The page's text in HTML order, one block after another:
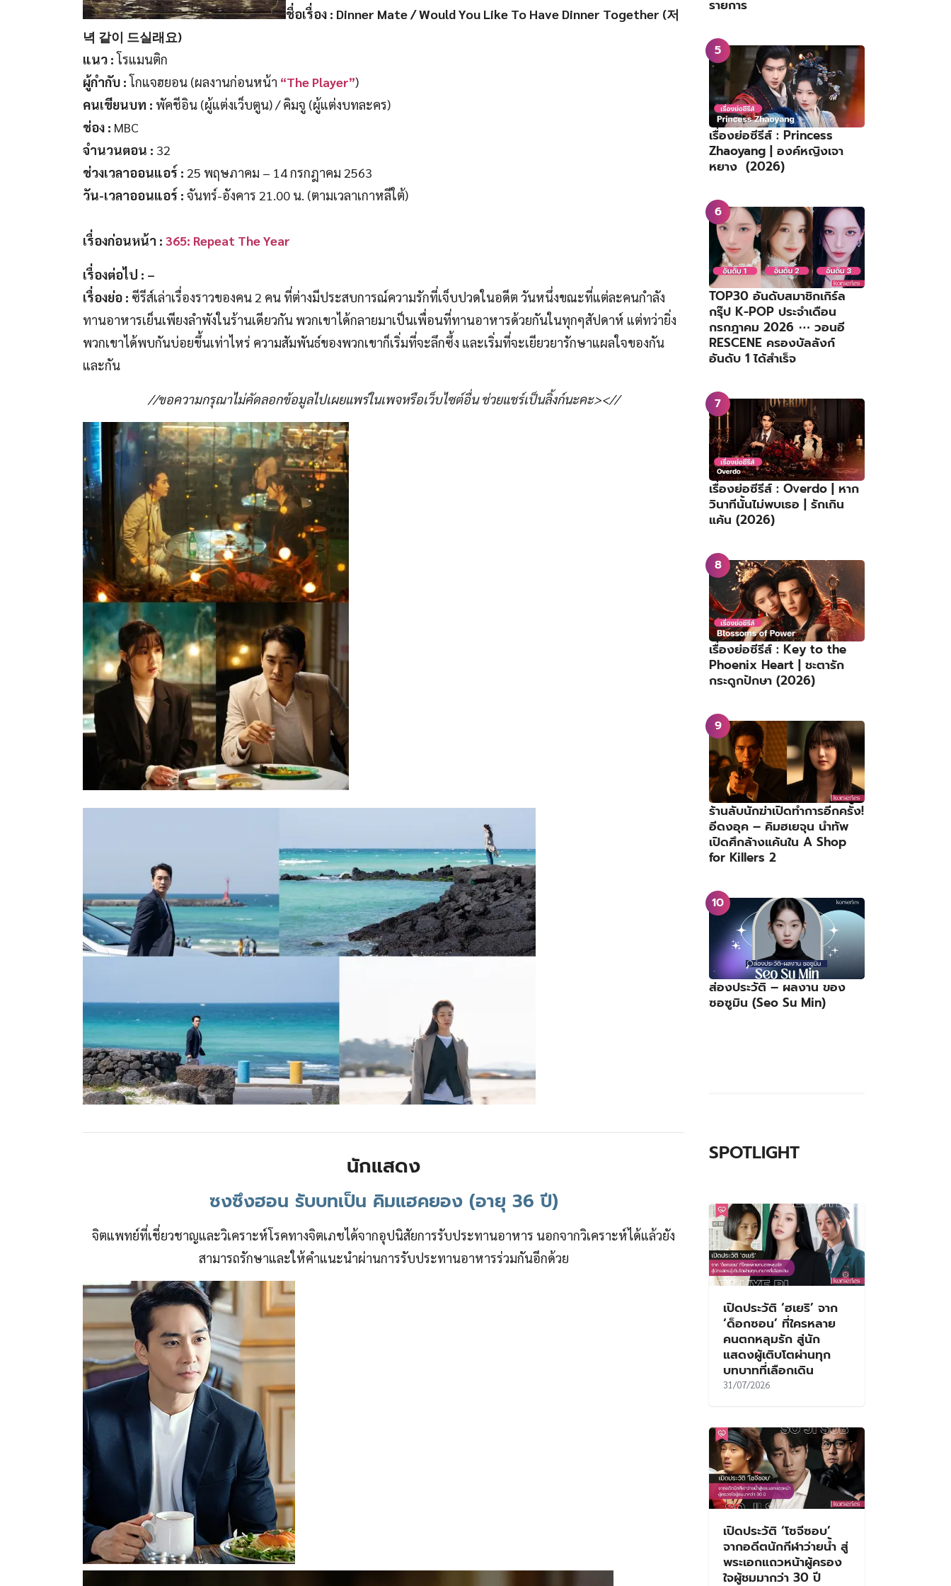
ชื่อเรื่อง : Dinner Mate / Would You Like To Have Dinner Together (저
녁 같이 드실래요)
แนว :โรแมนติก
ผู้กำกับ :โกแจฮยอน (ผลงานก่อนหน้า “The Player”)
คนเขียนบท : พัคชีอิน (ผู้แต่งเว็บตูน) / คิมจู (ผู้แต่งบทละคร)
ช่อง : MBC
จำนวนตอน : 32
ช่วงเวลาออนแอร์ : 25 พฤษภาคม – 14 กรกฎาคม 2563
วัน-เวลาออนแอร์ : จันทร์-อังคาร 21.00 น. (ตามเวลาเกาหลีใต้)
เรื่องก่อนหน้า : 365: Repeat The Year
เรื่องต่อไป : –
เรื่องย่อ : ซีรีส์เล่าเรื่องราวของคน 2 คน ที่ต่างมีประสบการณ์ความรักที่เจ็บปวดในอดีต วันหนึ่งขณะที่แต่ละคนกำลัง
ทานอาหารเย็นเพียงลำพังในร้านเดียวกัน พวกเขาได้กลายมาเป็นเพื่อนที่ทานอาหารด้วยกันในทุกๆสัปดาห์ แต่ทว่ายิ่ง
พวกเขาได้พบกันบ่อยขึ้นเท่าไหร่ ความสัมพันธ์ของพวกเขาก็เริ่มที่จะลึกซึ้ง และเริ่มที่จะเยียวยารักษาแผลใจของกัน
และกัน
//ขอความกรุณาไม่คัดลอกข้อมูลไปเผยแพร่ในเพจหรือเว็บไซต์อื่น ช่วยแชร์เป็นลิ้งก์นะคะ><//
นักแสดง
ซงซึงฮอน รับบทเป็น คิมแฮคยอง (อายุ 36 ปี)
จิตแพทย์ที่เชี่ยวชาญและวิเคราะห์โรคทางจิตเภชได้จากอุปนิสัยการรับประทานอาหาร นอกจากวิเคราะห์ได้แล้วยัง
สามารถรักษาและให้คำแนะนำผ่านการรับประทานอาหารร่วมกันอีกด้วย
รายการ
เรื่องย่อซีรีส์ : Princess
Zhaoyang | องค์หญิงเจา
หยาง (2026)
TOP30 อันดับสมาชิกเกิร์ล
กรุ๊ป K-POP ประจำเดือน
กรกฎาคม 2026 ⋯ วอนอี
RESCENE ครองบัลลังก์
อันดับ 1 ได้สำเร็จ
เรื่องย่อซีรีส์ : Overdo | หาก
วินาทีนั้นไม่พบเธอ | รักเกิน
แค้น (2026)
เรื่องย่อซีรีส์ : Key to the
Phoenix Heart | ชะตารัก
กระดูกปักษา (2026)
ร้านลับนักฆ่าเปิดทำการอีกครั้ง!
อีดงอุค – คิมฮเยจุน นำทัพ
เปิดศึกล้างแค้นใน A Shop
for Killers 2
ส่องประวัติ – ผลงาน ของ
ซอซูมิน (Seo Su Min)
SPOTLIGHT
เปิดประวัติ ‘ฮเยริ’ จาก
‘ด็อกซอน’ ที่ใครหลาย
คนตกหลุมรัก สู่นัก
แสดงผู้เติบโตผ่านทุก
บทบาทที่เลือกเดิน
31/07/2026
เปิดประวัติ ‘โซจีซอบ’
จากอดีตนักกีฬาว่ายน้ำ สู่
พระเอกแถวหน้าผู้ครอง
ใจผู้ชมมากว่า 30 ปี